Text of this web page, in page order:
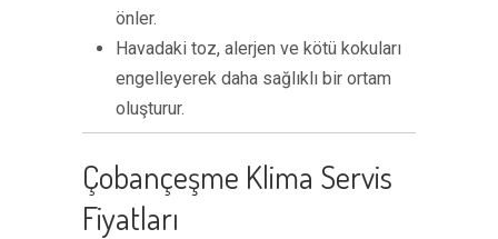
önler.
Havadaki toz, alerjen ve kötü kokuları
engelleyerek daha sağlıklı bir ortam
oluşturur.
Çobançeşme Klima Servis
Fiyatları